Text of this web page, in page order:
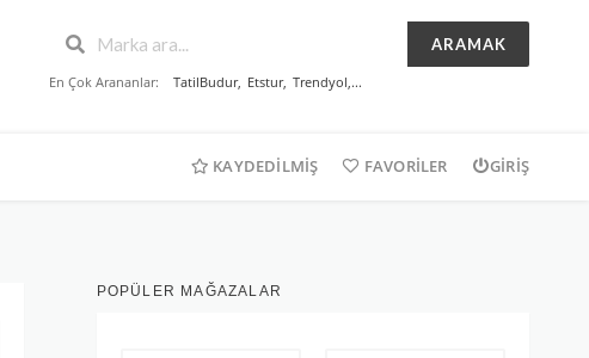
ARAMAK
En Çok Arananlar: TatilBudur, Etstur, Trendyol,...
KAYDEDILMIŞ FAVORILER GIRIŞ
POPÜLER MAĞAZALAR